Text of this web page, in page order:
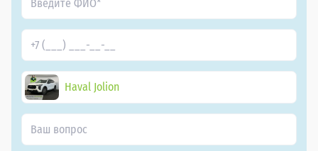
Haval Jolion